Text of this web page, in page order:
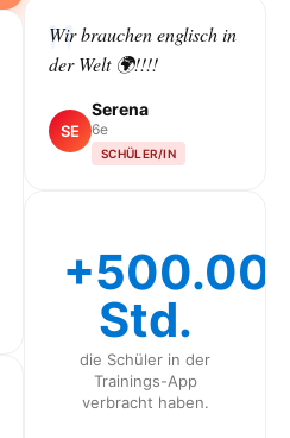
Wir brauchen englisch in
der Welt 🌍!!!!
SE
Serena
6e
SCHÜLER/IN
Std.
die Schüler in der
Trainings-App
verbracht haben.